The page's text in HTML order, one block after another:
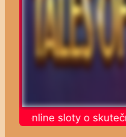
online sloty o